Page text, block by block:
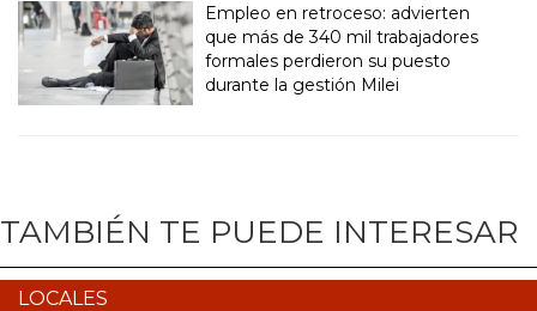
Empleo en retroceso: advierten
que más de 340 mil trabajadores
formales perdieron su puesto
durante la gestión Milei
TAMBIÉN TE PUEDE INTERESAR
LOCALES